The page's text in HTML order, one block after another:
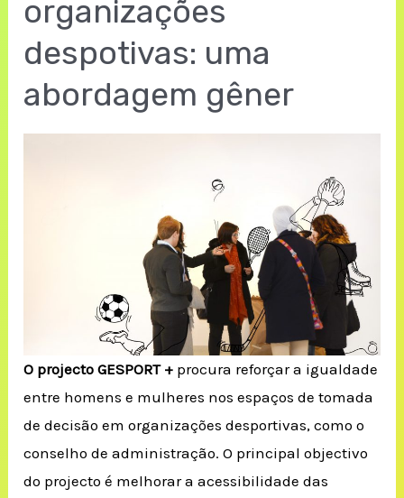
organizações
despotivas: uma
abordagem gêner
O projecto GESPORT + procura reforçar a igualdade
entre homens e mulheres nos espaços de tomada
de decisão em organizações desportivas, como o
conselho de administração.O principal objectivo
do projecto é melhorar a acessibilidade das